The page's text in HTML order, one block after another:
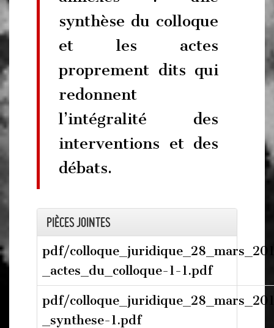
synthèse du colloque
et les actes
proprement dits qui
redonnent
l’intégralité des
interventions et des
débats.
Pièces jointes
pdf/
_actes_du_colloque-1-1.pdf
pdf/
_synthese-1.pdf